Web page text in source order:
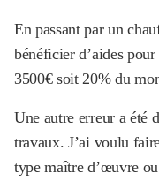
En passant par un
bénéficier d’aides
3500€ soit 20% du
Une autre erreur a été
travaux. J’ai voulu
type maître d’œuvre